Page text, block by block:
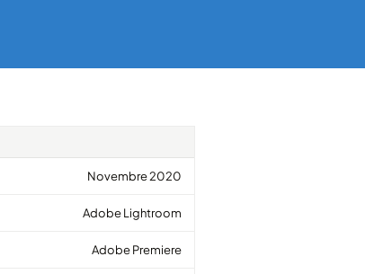
Novembre 2020
Adobe Lightroom
Adobe Premiere